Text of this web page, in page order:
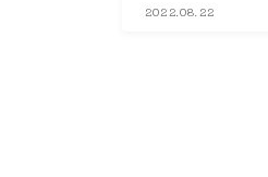
2022.08.22